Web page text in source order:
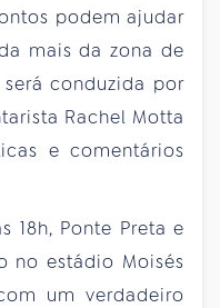
podem ajudar
mais da zona de
conduzida por
Rachel Motta
e comentários
18h, Ponte Preta e
no estádio Moisés
um verdadeiro